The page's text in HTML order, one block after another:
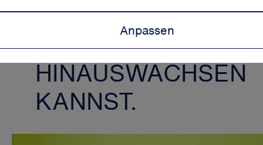
Anpassen
WACHSEN UND
ÜBER DICH
HINAUSWACHSEN
KANNST.